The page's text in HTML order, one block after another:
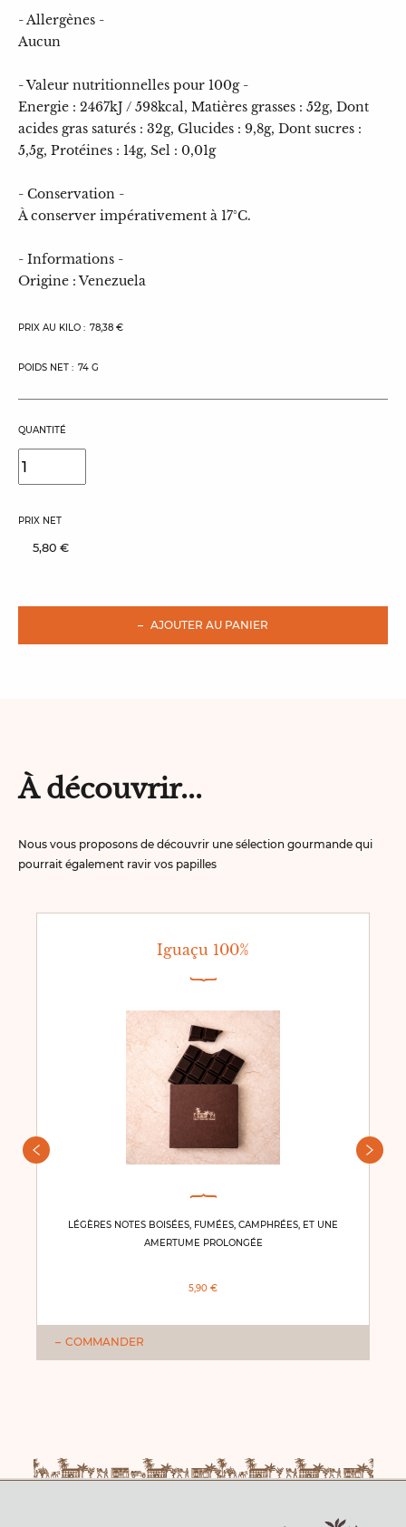
- Allergènes -
Aucun
- Valeur nutritionnelles pour 100g -
Energie : 2467kJ / 598kcal, Matières grasses : 52g, Dont
acides gras saturés : 32g, Glucides : 9,8g, Dont sucres :
5,5g, Protéines : 14g, Sel : 0,01g
- Conservation -
À conserver impérativement à 17°C.
- Informations -
Origine : Venezuela
PRIX AU KILO : 78,38 €
POIDS NET : 74 G
QUANTITÉ
PRIX NET
5,80 €
AJOUTER AU PANIER
À découvrir...
Nous vous proposons de découvrir une sélection gourmande qui
pourrait également ravir vos papilles
Iguaçu 100%
LÉGÈRES NOTES BOISÉES, FUMÉES, CAMPHRÉES, ET UNE
AMERTUME PROLONGÉE
5,90 €
COMMANDER